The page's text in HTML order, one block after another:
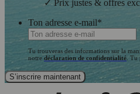
✓ Prix justes & offres
Ton adresse e-mail*
Tu trouveras des informations sur la
notre déclaration de confidentialité .